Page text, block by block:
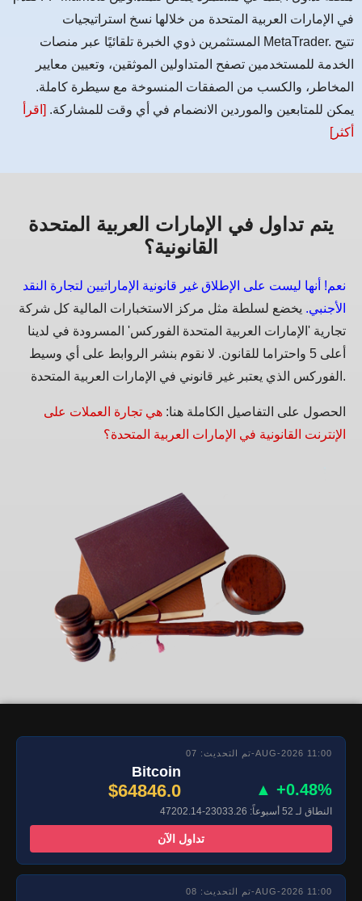
في الإمارات العربية المتحدة من خلالها نسخ استراتيجيات
المستثمرين ذوي الخبرة تلقائيًا عبر منصات MetaTrader. تتيح
الخدمة للمستخدمين تصفح المتداولين الموثقين، وتعيين معايير
المخاطر، والكسب من الصفقات المنسوخة مع سيطرة كاملة.
يمكن للمتابعين والموردين الانضمام في أي وقت للمشاركة.
[اقرأ
أكثر]
يتم تداول في الإمارات العربية المتحدة
القانونية؟
نعم! أنها ليست على الإطلاق غير قانونية الإماراتيين لتجارة النقد
الأجنبي. يخضع لسلطة مثل مركز الاستخبارات المالية كل شركة
تجارية 'الإمارات العربية المتحدة الفوركس' المسرودة في لدينا
أعلى 5 واحتراما للقانون. لا نقوم بنشر الروابط على أي وسيط
الفوركس الذي يعتبر غير قانوني في الإمارات العربية المتحدة.
الحصول على التفاصيل الكاملة هنا: هي تجارة العملات على
الإنترنت القانونية في الإمارات العربية المتحدة؟
تم التحديث: 07-AUG-2026 11:00
Bitcoin
$64846.0 ▲ +0.48%
النطاق لـ 52 أسبوعاً: 23033.26-47202.14
تداول الآن
تم التحديث: 08-AUG-2026 11:00